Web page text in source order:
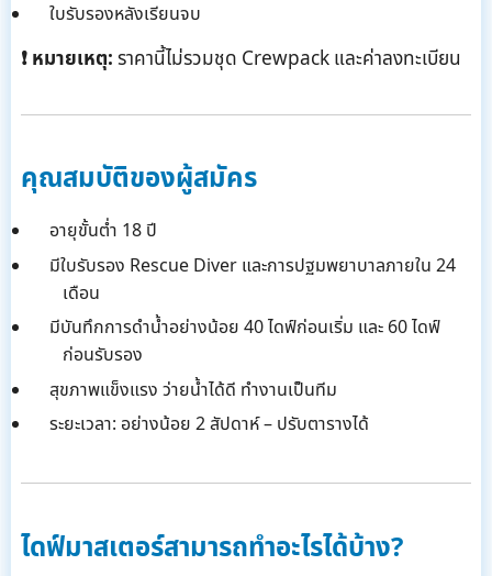
ใบรับรองหลังเรียนจบ
❗ หมายเหตุ:ราคานี้ไม่รวมชุด Crewpack และค่าลงทะเบียน
คุณสมบัติของผู้สมัคร
อายุขั้นต่ำ 18 ปี
มีใบรับรอง Rescue Diver และการปฐมพยาบาลภายใน 24
เดือน
มีบันทึกการดำน้ำอย่างน้อย 40 ไดฟ์ก่อนเริ่ม และ 60 ไดฟ์
ก่อนรับรอง
สุขภาพแข็งแรง ว่ายน้ำได้ดี ทำงานเป็นทีม
ระยะเวลา: อย่างน้อย 2 สัปดาห์ – ปรับตารางได้
ไดฟ์มาสเตอร์สามารถทำอะไรได้บ้าง?